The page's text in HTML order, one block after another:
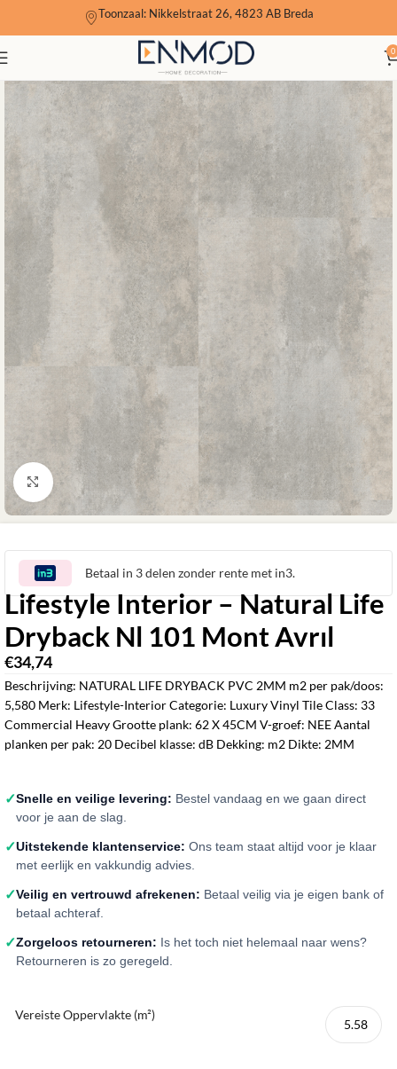
Toonzaal: Nikkelstraat 26, 4823 AB Breda
0
Klik om te vergroten
Betaal in 3 delen zonder rente met in3.
Lifestyle Interior – Natural Life
Dryback Nl 101 Mont Avrıl
€34,74
Beschrijving: NATURAL LIFE DRYBACK PVC 2MM m2 per pak/doos:
5,580 Merk: Lifestyle-Interior Categorie: Luxury Vinyl Tile Class: 33
Commercial Heavy Grootte plank: 62 X 45CM V-groef: NEE Aantal
planken per pak: 20 Decibel klasse: dB Dekking: m2 Dikte: 2MM
✓Snelle en veilige levering: Bestel vandaag en we gaan direct
voor je aan de slag.
✓Uitstekende klantenservice: Ons team staat altijd voor je klaar
met eerlijk en vakkundig advies.
✓Veilig en vertrouwd afrekenen: Betaal veilig via je eigen bank of
betaal achteraf.
✓Zorgeloos retourneren: Is het toch niet helemaal naar wens?
Retourneren is zo geregeld.
Vereiste Oppervlakte (m²)